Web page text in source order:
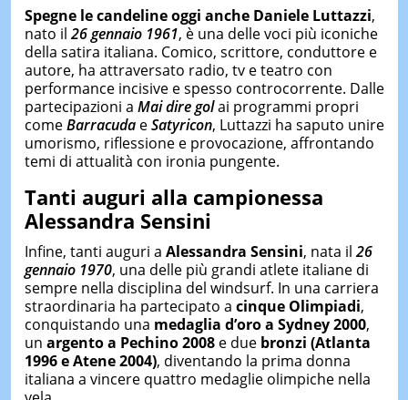
Spegne le candeline oggi anche Daniele Luttazzi,
nato il 26 gennaio 1961, è una delle voci più iconiche
della satira italiana. Comico, scrittore, conduttore e
autore, ha attraversato radio, tv e teatro con
performance incisive e spesso controcorrente. Dalle
partecipazioni a Mai dire golai programmi propri
comeBarracudaeSatyricon, Luttazzi ha saputo unire
umorismo, riflessione e provocazione, affrontando
temi di attualità con ironia pungente.
Tanti auguri alla campionessa
Alessandra Sensini
Infine, tanti auguri a Alessandra Sensini, nata il 26
gennaio 1970, una delle più grandi atlete italiane di
sempre nella disciplina del windsurf. In una carriera
straordinaria ha partecipato a cinque Olimpiadi,
conquistando una medaglia d’oro a Sydney 2000,
un argento a Pechino 2008e due bronzi (Atlanta
1996 e Atene 2004), diventando la prima donna
italiana a vincere quattro medaglie olimpiche nella